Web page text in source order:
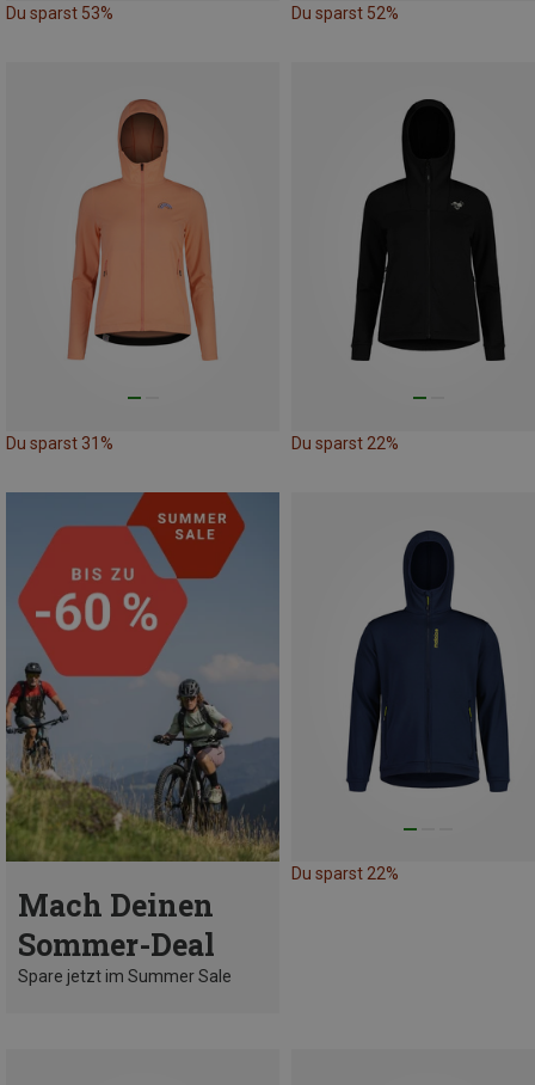
Du sparst 53% Du sparst 52%
Du sparst 31% Du sparst 22%
Mach Deinen
Sommer-Deal
Spare jetzt im Summer Sale
Du sparst 22%